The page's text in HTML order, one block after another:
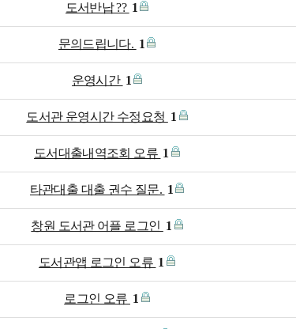
도서반납 ?? 1
문의드립니다. 1
운영시간 1
도서관 운영시간 수정요청 1
도서대출내역조회 오류 1
타관대출 대출 권수 질문. 1
창원 도서관 어플 로그인 1
도서관앱 로그인 오류 1
로그인 오류 1